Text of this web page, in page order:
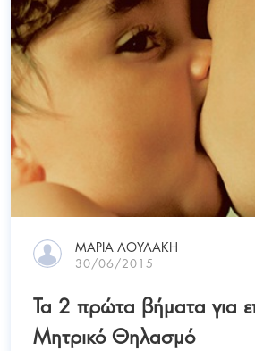
ΜΑΡΊΑ ΛΟΥΛΆΚΗ
30/06/2015
Τα 2 πρώτα βήματα για
Μητρικό Θηλασμό